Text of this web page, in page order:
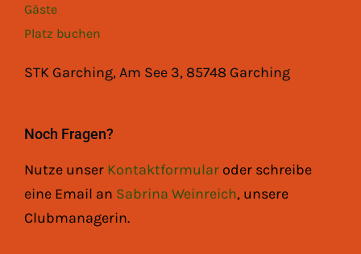
Gäste
Platz buchen
STK Garching, Am See 3, 85748 Garching
Noch Fragen?
Nutze unser Kontaktformular oder schreibe
eine Email an Sabrina Weinreich, unsere
Clubmanagerin.